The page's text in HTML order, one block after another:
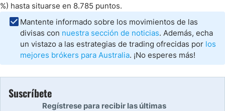
%) hasta situarse en 8.785 puntos.
Mantente informado sobre los movimientos de las
divisas con nuestra sección de noticias. Además, echa
un vistazo a las estrategias de trading ofrecidas por los
mejores brókers para Australia. ¡No esperes más!
Suscríbete
Regístrese para recibir las últimas